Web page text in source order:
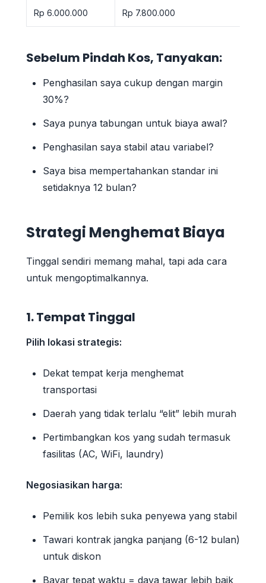
Rp 6.000.000 Rp 7.800.000
Sebelum Pindah Kos, Tanyakan:
Penghasilan saya cukup dengan margin
30%?
Saya punya tabungan untuk biaya awal?
Penghasilan saya stabil atau variabel?
Saya bisa mempertahankan standar ini
setidaknya 12 bulan?
Strategi Menghemat Biaya
Tinggal sendiri memang mahal, tapi ada cara
untuk mengoptimalkannya.
1. Tempat Tinggal
Pilih lokasi strategis:
Dekat tempat kerja menghemat
transportasi
Daerah yang tidak terlalu “elit” lebih murah
Pertimbangkan kos yang sudah termasuk
fasilitas (AC, WiFi, laundry)
Negosiasikan harga:
Pemilik kos lebih suka penyewa yang stabil
Tawari kontrak jangka panjang (6-12 bulan)
untuk diskon
Bayar tepat waktu = daya tawar lebih baik